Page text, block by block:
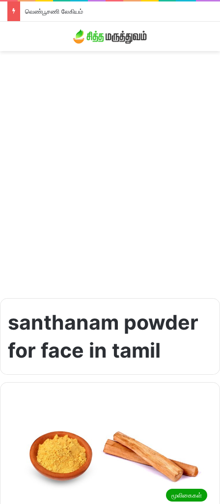
வெண்பூசணி லேகியம்
santhanam powder
for face in tamil
மூலிகைகள்